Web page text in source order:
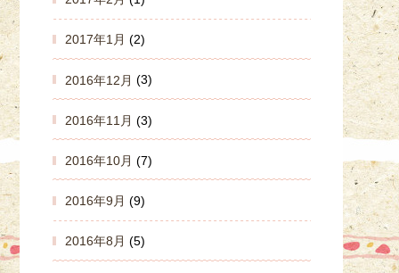
2017年1月 (2)
2016年12月 (3)
2016年11月 (3)
2016年10月 (7)
2016年9月 (9)
2016年8月 (5)